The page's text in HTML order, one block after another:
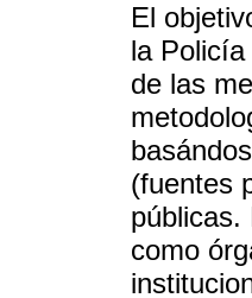
El
la
de las
(fuentes
públicas.
como